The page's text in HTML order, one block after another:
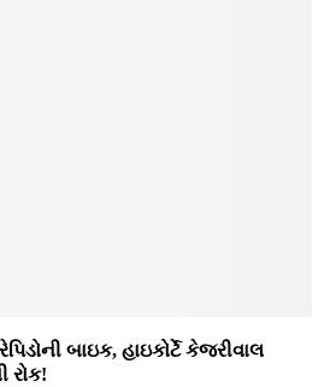
બાઇક, હાઇકોર્ટે કેજરીવાલ
રોક!